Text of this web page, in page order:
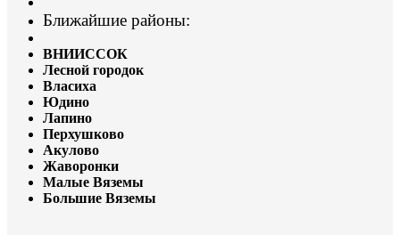
Ближайшие районы:
ВНИИССОК
Лесной городок
Власиха
Юдино
Лапино
Перхушково
Акулово
Жаворонки
Малые Вяземы
Большие Вяземы